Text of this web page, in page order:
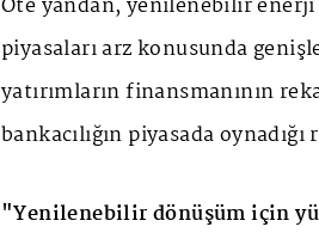
piyasaları arz konusunda
yatırımların finansmanının
bankacılığın piyasada
"Yenilenebilir dönüşüm için